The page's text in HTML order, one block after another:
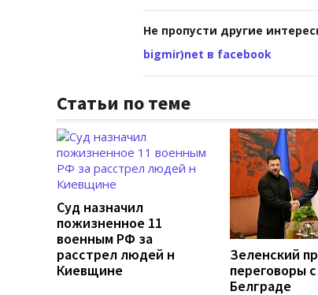
Не пропусти другие
bigmir)net в facebook
Статьи по теме
Суд назначил
пожизненное 11
военным РФ за
расстрел людей н
Киевщине
Зеленский
переговоры
Белграде